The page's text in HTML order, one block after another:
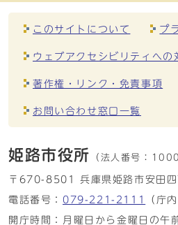
このサイトについて プ
ウェブアクセシビリティへの
著作権・リンク・免責事項
お問い合わせ窓口一覧
姫路市役所 （法人番号：
〒670-8501 兵庫県姫路市安田四
電話番号： 079-221-2111
（庁
開庁時間：月曜日から金曜日の午